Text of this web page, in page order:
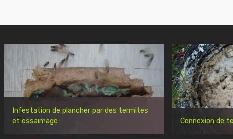
Infestation de plancher par des termites
et essaimage
Connexion de